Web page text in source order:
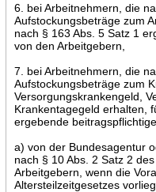
6. bei Arbeitnehmern, die
Aufstockungsbeträge zum
nach § 163 Abs. 5 Satz 1
von den Arbeitgebern,
7. bei Arbeitnehmern, die
Aufstockungsbeträge zum
Versorgungskrankengeld,
Krankentagegeld erhalten,
ergebende
a) von der Bundesagentur
nach § 10 Abs. 2 Satz 2
Arbeitgebern, wenn die
Altersteilzeitgesetzes